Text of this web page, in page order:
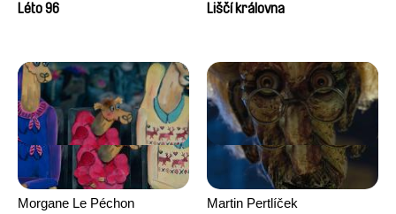
Léto 96
Liščí královna
Morgane Le Péchon
Martin Pertlíček